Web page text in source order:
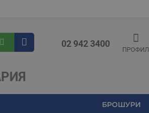
02 942 3400
ПРОФИЛ
БРОШУРИ